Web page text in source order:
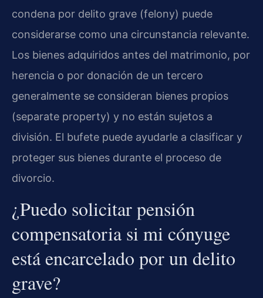
condena por delito grave (felony) puede
considerarse como una circunstancia relevante.
Los bienes adquiridos antes del matrimonio, por
herencia o por donación de un tercero
generalmente se consideran bienes propios
(separate property) y no están sujetos a
división. El bufete puede ayudarle a clasificar y
proteger sus bienes durante el proceso de
divorcio.
¿Puedo solicitar pensión
compensatoria si mi cónyuge
está encarcelado por un delito
grave?